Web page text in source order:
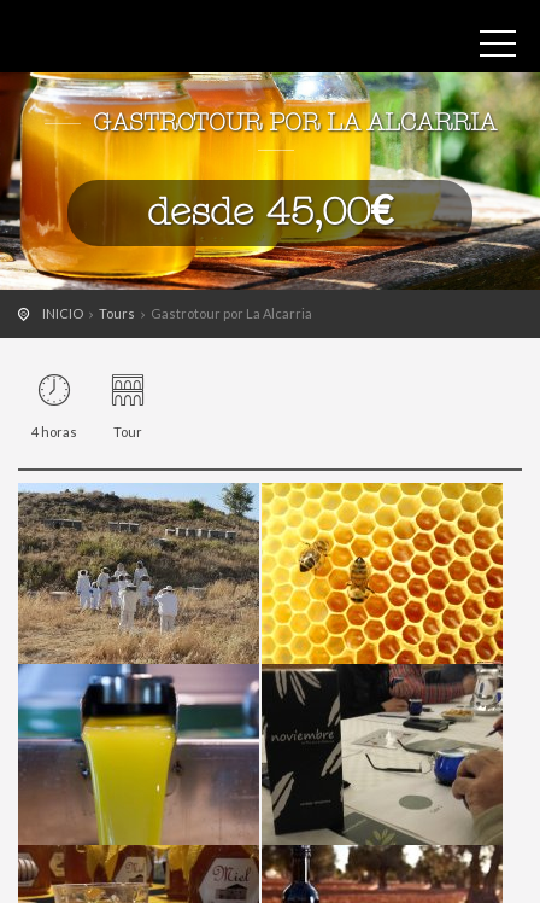
GASTROTOUR POR LA ALCARRIA
desde 45,00€
INICIO Tours Gastrotour por La Alcarria
4 horas Tour